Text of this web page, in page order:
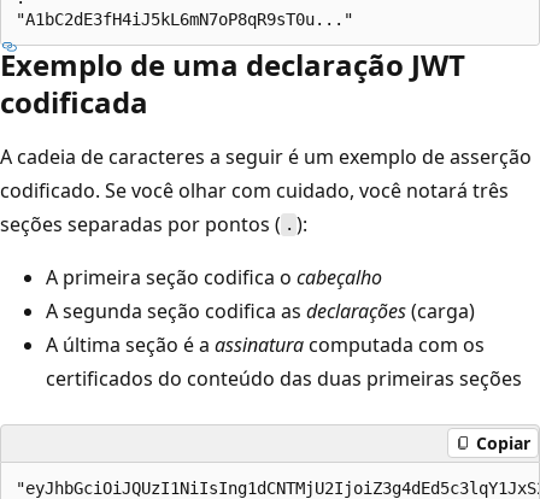
Exemplo de uma declaração JWT
codificada
A cadeia de caracteres a seguir é um exemplo de asserção
codificado. Se você olhar com cuidado, você notará três
seções separadas por pontos ( . ):
A primeira seção codifica o cabeçalho
A segunda seção codifica as declarações(carga)
A última seção é a assinaturacomputada com os
certificados do conteúdo das duas primeiras seções
Copiar